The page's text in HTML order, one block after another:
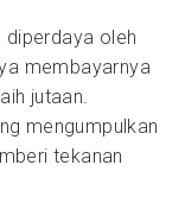
diperdaya oleh
membayarnya
jutaan.
mengumpulkan
tekanan